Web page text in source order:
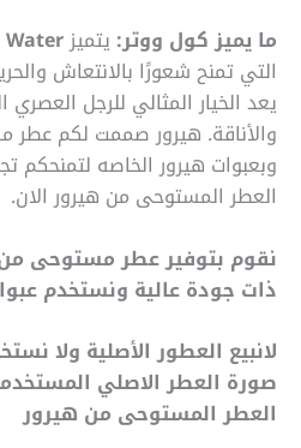
ما يميز كول ووتر: يتميزWater
التي تمنح شعورًا بالانتعاش
يعد الخيار المثالي للرجل
والأناقة. هيرور صممت لكم
وبعبوات هيرور الخاصه لتمنحكم
العطر المستوحى من هيرور الان.
نقوم بتوفير عطر مستوحى
ذات جودة عالية ونستخدم
لانبيع العطور الأصلية ولا
صورة العطر الاصلي
العطر المستوحى من هيرور